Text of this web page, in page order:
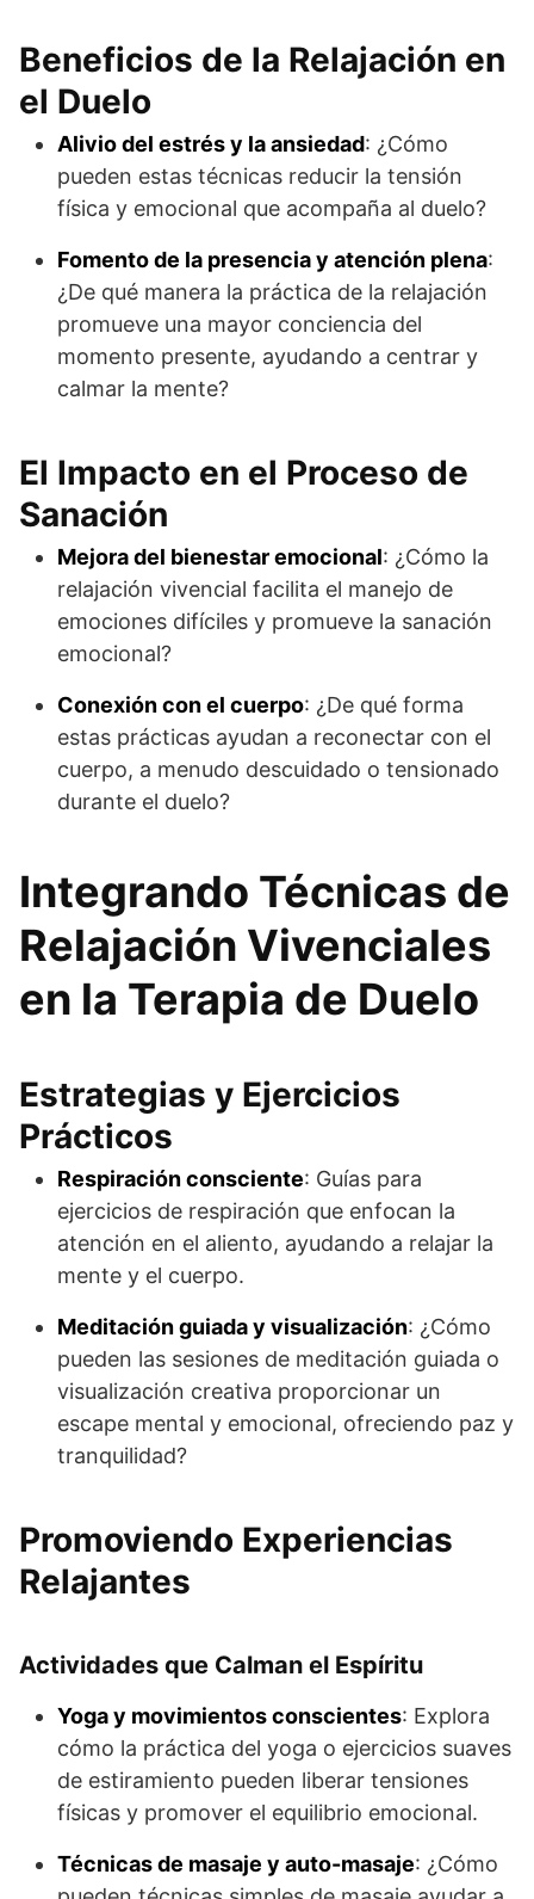
Beneficios de la Relajación en
el Duelo
Alivio del estrés y la ansiedad: ¿Cómo
pueden estas técnicas reducir la tensión
física y emocional que acompaña al duelo?
Fomento de la presencia y atención plena:
¿De qué manera la práctica de la relajación
promueve una mayor conciencia del
momento presente, ayudando a centrar y
calmar la mente?
El Impacto en el Proceso de
Sanación
Mejora del bienestar emocional: ¿Cómo la
relajación vivencial facilita el manejo de
emociones difíciles y promueve la sanación
emocional?
Conexión con el cuerpo: ¿De qué forma
estas prácticas ayudan a reconectar con el
cuerpo, a menudo descuidado o tensionado
durante el duelo?
Integrando Técnicas de
Relajación Vivenciales
en la Terapia de Duelo
Estrategias y Ejercicios
Prácticos
Respiración consciente: Guías para
ejercicios de respiración que enfocan la
atención en el aliento, ayudando a relajar la
mente y el cuerpo.
Meditación guiada y visualización: ¿Cómo
pueden las sesiones de meditación guiada o
visualización creativa proporcionar un
escape mental y emocional, ofreciendo paz y
tranquilidad?
Promoviendo Experiencias
Relajantes
Actividades que Calman el Espíritu
Yoga y movimientos conscientes: Explora
cómo la práctica del yoga o ejercicios suaves
de estiramiento pueden liberar tensiones
físicas y promover el equilibrio emocional.
Técnicas de masaje y auto-masaje: ¿Cómo